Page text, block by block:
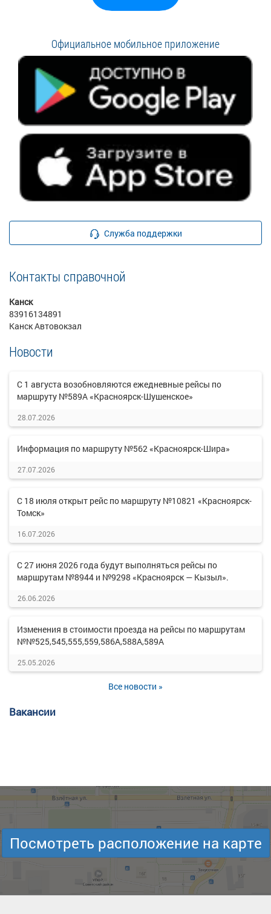
Официальное мобильное приложение
Служба поддержки
Контакты справочной
Канск
83916134891
Канск Автовокзал
Новости
С 1 августа возобновляются ежедневные рейсы по
маршруту №589А «Красноярск-Шушенское»
28.07.2026
Информация по маршруту №562 «Красноярск-Шира»
27.07.2026
С 18 июля открыт рейс по маршруту №10821 «Красноярск-
Томск»
16.07.2026
С 27 июня 2026 года будут выполняться рейсы по
маршрутам №8944 и №9298 «Красноярск — Кызыл».
26.06.2026
Изменения в стоимости проезда на рейсы по маршрутам
№№525,545,555,559,586А,588А,589А
25.05.2026
Все новости »
Вакансии
Посмотреть расположение на карте